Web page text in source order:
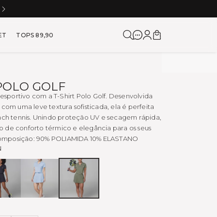
Corrida e Academia
TOPS 89,90
GOLF
com a T-Shirt Polo Golf. Desenvolvida
uma leve textura sofisticada, ela é perfeita
tennis. Unindo proteção UV e secagem rápida,
de conforto térmico e elegância para os seus
90% POLIAMIDA 10% ELASTANO
Preto
AZUL
FLY
ARMY
GREEN